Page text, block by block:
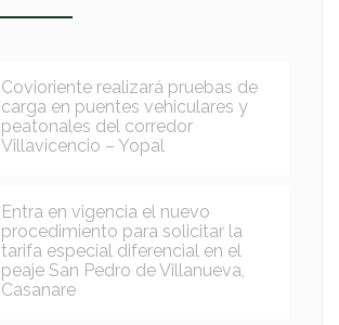
Covioriente realizará pruebas de
carga en puentes vehiculares y
peatonales del corredor
Villavicencio – Yopal
Entra en vigencia el nuevo
procedimiento para solicitar la
tarifa especial diferencial en el
peaje San Pedro de Villanueva,
Casanare